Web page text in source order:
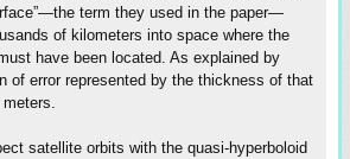
term they used in the paper—
of kilometers into space where the
have been located. As explained by
of error represented by the thickness of that
satellite orbits with the quasi-hyperboloid